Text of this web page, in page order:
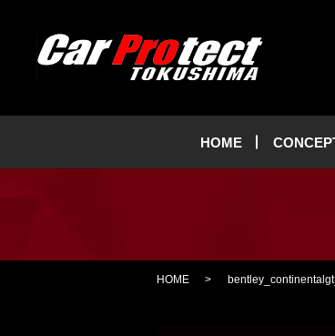
HOME
HOME